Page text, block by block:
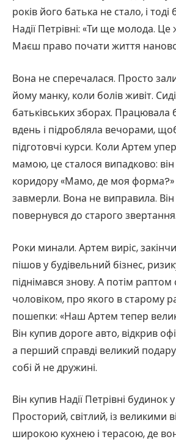
років його батька не стало, і тоді
Надії Петрівні: «Ти ще молода. Це
Маєш право почати життя
Вона не сперечалася. Просто
йому манку, коли болів живіт.
батьківських зборах. Працювала
вдень і підробляла вечорами,
підготовчі курси. Коли Артем
мамою, це сталося випадково: він
коридору «Мамо, де моя
завмерли. Вона не виправила.
повернувся до старого звертання.
Роки минали. Артем виріс,
пішов у будівельний бізнес,
піднімався знову. А потім раптом
чоловіком, про якого в старому
пошепки: «Наш Артем тепер
Він купив дороге авто, відкрив
а перший справді великий
собі й не дружині.
Він купив Надії Петрівні будинок
Просторий, світлий, із великими
широкою кухнею і терасою, де